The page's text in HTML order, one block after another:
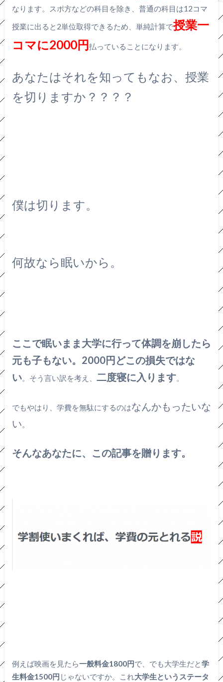
なります。スポ方などの科目を除き、普通の科目は12コマ
授業に出ると2単位取得できるため、単純計算で授業一
コマに2000円払っていることになります。
あなたはそれを知ってもなお、授業
を切りますか？？？？
僕は切ります。
何故なら眠いから。
ここで眠いまま大学に行って体調を崩したら
元も子もない。2000円どこの損失ではな
い。そう言い訳を考え、 二度寝に入ります。
でもやはり、学費を無駄にするのはなんかもったいな
い。
そんなあなたに、この記事を贈ります。
例えば映画を見たら一般料金1800円で、でも大学生だと学
生料金1500円 じゃないですか。これ大学生というステータ